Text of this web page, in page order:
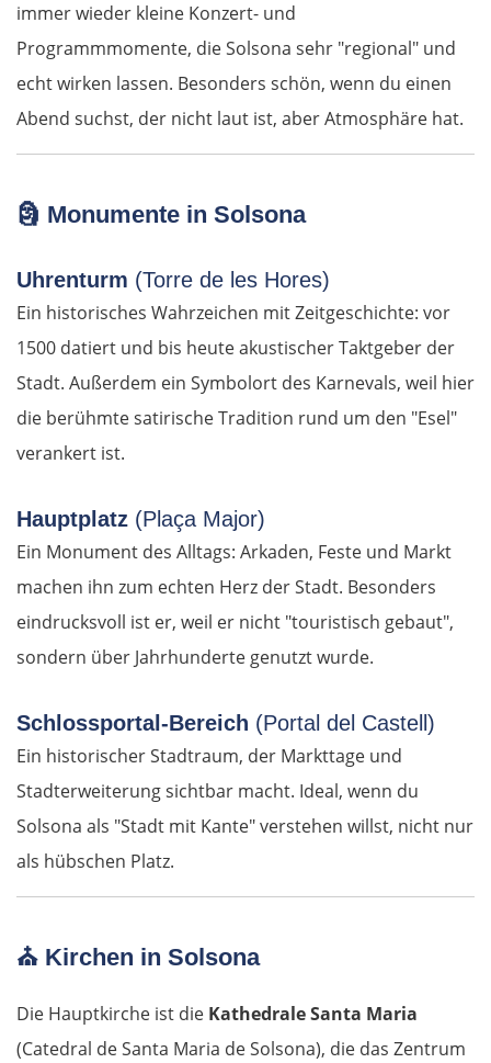
immer wieder kleine Konzert- und
Programmmomente, die Solsona sehr "regional" und
echt wirken lassen. Besonders schön, wenn du einen
Abend suchst, der nicht laut ist, aber Atmosphäre hat.
🗿 Monumente in Solsona
Uhrenturm (Torre de les Hores)
Ein historisches Wahrzeichen mit Zeitgeschichte: vor
1500 datiert und bis heute akustischer Taktgeber der
Stadt. Außerdem ein Symbolort des Karnevals, weil hier
die berühmte satirische Tradition rund um den "Esel"
verankert ist.
Hauptplatz (Plaça Major)
Ein Monument des Alltags: Arkaden, Feste und Markt
machen ihn zum echten Herz der Stadt. Besonders
eindrucksvoll ist er, weil er nicht "touristisch gebaut",
sondern über Jahrhunderte genutzt wurde.
Schlossportal-Bereich (Portal del Castell)
Ein historischer Stadtraum, der Markttage und
Stadterweiterung sichtbar macht. Ideal, wenn du
Solsona als "Stadt mit Kante" verstehen willst, nicht nur
als hübschen Platz.
⛪ Kirchen in Solsona
Die Hauptkirche ist die Kathedrale Santa Maria
(Catedral de Santa Maria de Solsona), die das Zentrum
OSTROUTE
Pärnu
Lettland
Salacgrīva
Jelgava
Litauen
Panevėžys
Ukmergė
Alytus
Polen
Suwałki